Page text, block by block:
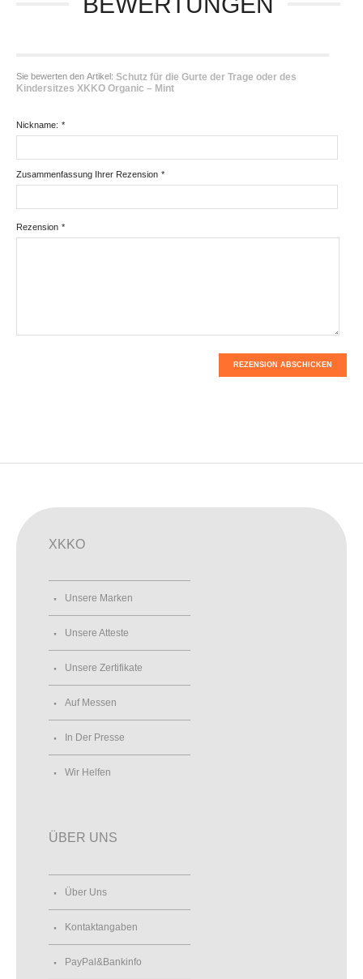
Sie bewerten den Artikel: Schutz für die Gurte der Trage oder des
Kindersitzes XKKO Organic – Mint
*
Nickname:
*
Zusammenfassung Ihrer Rezension
*
Rezension
REZENSION ABSCHICKEN
XKKO
Unsere Marken
Unsere Atteste
Unsere Zertifikate
Auf Messen
In Der Presse
Wir Helfen
ÜBER UNS
Über Uns
Kontaktangaben
PayPal&Bankinfo